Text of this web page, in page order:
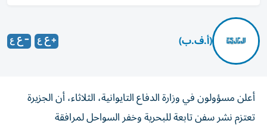
(أ.ف.ب)
أعلن مسؤولون في وزارة الدفاع التايوانية، الثلاثاء، أن الجزيرة
تعتزم نشر سفن تابعة للبحرية وخفر السواحل لمرافقة